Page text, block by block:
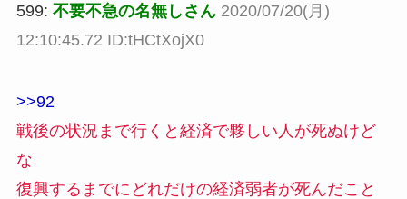
599: 不要不急の名無しさん 2020/07/20(月)
12:10:45.72 ID:tHCtXojX0
>>92
戦後の状況まで行くと経済で夥しい人が死ぬけど
な
復興するまでにどれだけの経済弱者が死んだこと